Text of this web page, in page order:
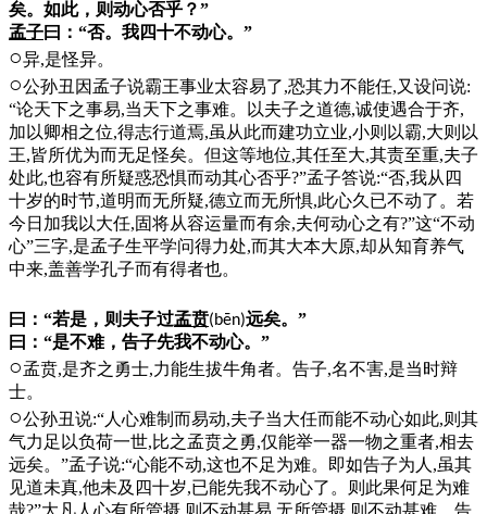
矣。如此，则动心否乎？”
孟子曰：“否。我四十不动心。”
○异,是怪异。
○公孙丑因孟子说霸王事业太容易了,恐其力不能任,又设问说:
“论天下之事易,当天下之事难。以夫子之道德,诚使遇合于齐,
加以卿相之位,得志行道焉,虽从此而建功立业,小则以霸,大则以
王,皆所优为而无足怪矣。但这等地位,其任至大,其责至重,夫子
处此,也容有所疑惑恐惧而动其心否乎?”孟子答说:“否,我从四
十岁的时节,道明而无所疑,德立而无所惧,此心久已不动了。若
今日加我以大任,固将从容运量而有余,夫何动心之有?”这“不动
心”三字,是孟子生平学问得力处,而其大本大原,却从知育养气
中来,盖善学孔子而有得者也。
曰：“若是，则夫子过孟贲(bēn)远矣。”
曰：“是不难，告子先我不动心。”
○孟贲,是齐之勇士,力能生拔牛角者。告子,名不害,是当时辩
士。
○公孙丑说:“人心难制而易动,夫子当大任而能不动心如此,则其
气力足以负荷一世,比之孟贲之勇,仅能举一器一物之重者,相去
远矣。”孟子说:“心能不动,这也不足为难。即如告子为人,虽其
见道未真,他未及四十岁,已能先我不动心了。则此果何足为难
哉?”大凡人心有所管摄,则不动甚易,无所管摄,则不动甚难。告